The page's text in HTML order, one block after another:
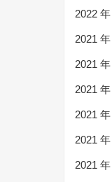
2022 年
2021
2021
2021
2021 年
2021 年
2021 年